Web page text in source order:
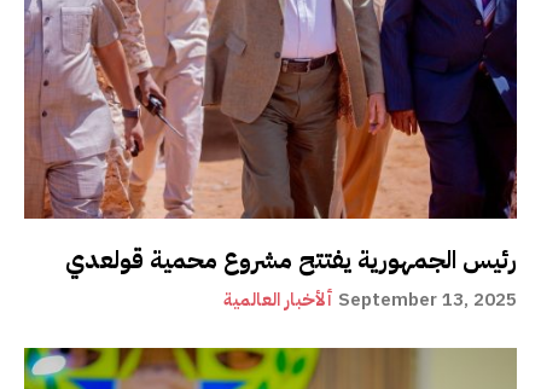
رئيس الجمهورية يفتتح مشروع محمية قولعدي
ألأخبار العالمية September 13, 2025